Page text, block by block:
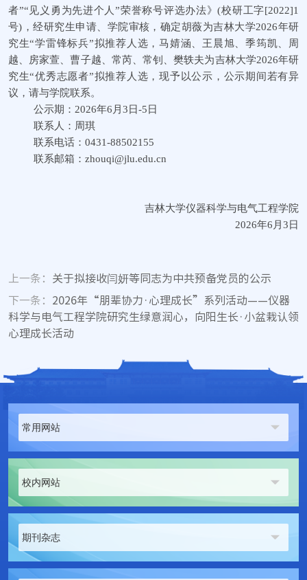
者”“见义勇为先进个人”荣誉称号评选办法》(校研工字[2022]1
号)，经研究生申请、学院审核，确定胡薇为吉林大学2026年研
究生“学雷锋标兵”拟推荐人选，马婧涵、王晨旭、季筠凯、周
越、房家萱、曹子越、常芮、常钊、樊轶夫为吉林大学2026年研
究生“优秀志愿者”拟推荐人选，现予以公示，公示期间若有异
议，请与学院联系。
公示期： 2026年6月3 日-5日
联系人：周琪
联系电话： 0431-88502155
联系邮箱： zhouqi@jlu.edu.cn
吉林大学仪器科学与电气工程学院
2026年6月3日
上一条： 关于拟接收闫妍等同志为中共预备党员的公示
下一条： 2026年“朋辈协力·心理成长”系列活动——仪器
科学与电气工程学院研究生绿意润心，向阳生长·小盆栽认领
心理成长活动
常用网站
校内网站
期刊杂志